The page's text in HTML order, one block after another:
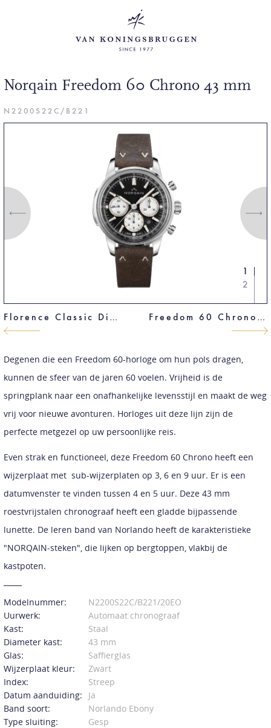
Norqain Freedom 60 Chrono 43 mm
N2200S22C/B221
1
2
Florence Classic Diamonds Freedom 60 Chrono 43 mm
Degenen die een Freedom 60-horloge om hun pols dragen,
kunnen de sfeer van de jaren 60 voelen. Vrijheid is de
springplank naar een onafhankelijke levensstijl en maakt de weg
vrij voor nieuwe avonturen. Horloges uit deze lijn zijn de
perfecte metgezel op uw persoonlijke reis.
Even strak en functioneel, deze Freedom 60 Chrono heeft een
wijzerplaat met sub-wijzerplaten op 3, 6 en 9 uur. Er is een
datumvenster te vinden tussen 4 en 5 uur. Deze 43 mm
roestvrijstalen chronograaf heeft een gladde bijpassende
lunette. De leren band van Norlando heeft de karakteristieke
"NORQAIN-steken", die lijken op bergtoppen, vlakbij de
kastpoten.
Modelnummer:
N2200S22C/B221/20EO
Uurwerk:
Automaat chronograaf
Kast:
Staal
Diameter kast:
43 mm
Glas:
Saffierglas
Wijzerplaat kleur:
Zwart
Index:
Streep
Datum aanduiding:
Ja
Band soort:
Norlando Ebony
Type sluiting:
Gesp